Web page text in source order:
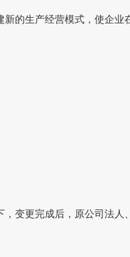
的生产经营模式，使企业
变更完成后，原公司法人